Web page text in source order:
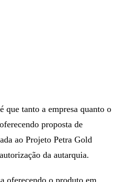
que tanto a empresa quanto o
proposta de
ao Projeto Petra Gold
da autarquia.
oferecendo o produto em